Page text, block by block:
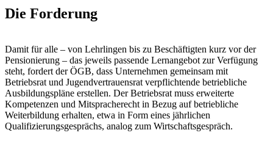
Die Forderung
Damit für alle – von Lehrlingen bis zu Beschäftigten kurz vor der
Pensionierung – das jeweils passende Lernangebot zur Verfügung
steht, fordert der ÖGB, dass Unternehmen gemeinsam mit
Betriebsrat und Jugendvertrauensrat verpflichtende betriebliche
Ausbildungspläne erstellen. Der Betriebsrat muss erweiterte
Kompetenzen und Mitspracherecht in Bezug auf betriebliche
Weiterbildung erhalten, etwa in Form eines jährlichen
Qualifizierungsgesprächs, analog zum Wirtschaftsgespräch.